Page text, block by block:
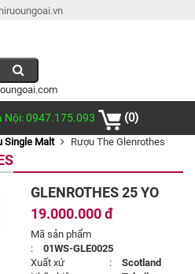
Nội: 0947.175.093 (0)
Single Malt Rượu The Glenrothes
GLENROTHES 25 YO
19.000.000 đ
Mã sản phẩm
:
01WS-GLE0025
Xuất xứ
:
Scotland